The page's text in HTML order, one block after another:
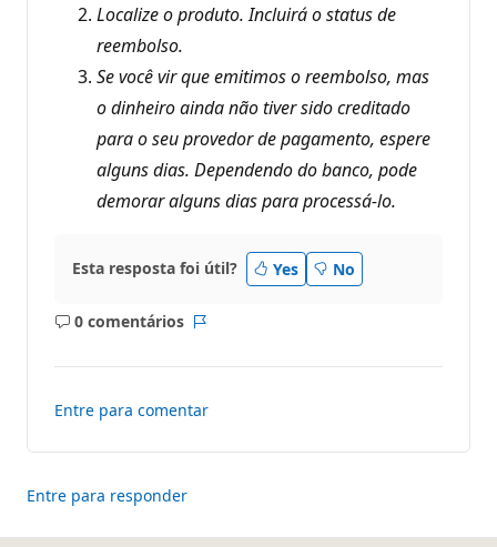
Localize o produto. Incluirá o status de
reembolso.
Se você vir que emitimos o reembolso, mas
o dinheiro ainda não tiver sido creditado
para o seu provedor de pagamento, espere
alguns dias. Dependendo do banco, pode
demorar alguns dias para processá-lo.
Esta resposta foi útil? Yes No
0 comentários
Sem
Entre para comentar
Entre para responder